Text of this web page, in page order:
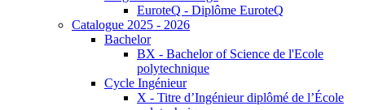
EuroteQ - Diplôme EuroteQ
Catalogue 2025 - 2026
Bachelor
BX - Bachelor of Science de l'Ecole
polytechnique
Cycle Ingénieur
X - Titre d’Ingénieur diplômé de l’École